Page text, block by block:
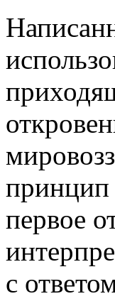
принцип
первое
с